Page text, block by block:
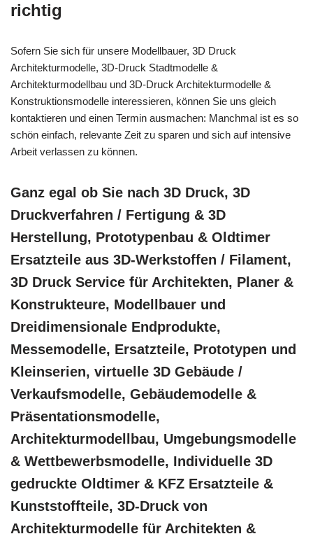
richtig
Sofern Sie sich für unsere Modellbauer, 3D Druck
Architekturmodelle, 3D-Druck Stadtmodelle &
Architekturmodellbau und 3D-Druck Architekturmodelle &
Konstruktionsmodelle interessieren, können Sie uns gleich
kontaktieren und einen Termin ausmachen: Manchmal ist es so
schön einfach, relevante Zeit zu sparen und sich auf intensive
Arbeit verlassen zu können.
Ganz egal ob Sie nach 3D Druck, 3D
Druckverfahren / Fertigung & 3D
Herstellung, Prototypenbau & Oldtimer
Ersatzteile aus 3D-Werkstoffen / Filament,
3D Druck Service für Architekten, Planer &
Konstrukteure, Modellbauer und
Dreidimensionale Endprodukte,
Messemodelle, Ersatzteile, Prototypen und
Kleinserien, virtuelle 3D Gebäude /
Verkaufsmodelle, Gebäudemodelle &
Präsentationsmodelle,
Architekturmodellbau, Umgebungsmodelle
& Wettbewerbsmodelle, Individuelle 3D
gedruckte Oldtimer & KFZ Ersatzteile &
Kunststoffteile, 3D-Druck von
Architekturmodelle für Architekten &